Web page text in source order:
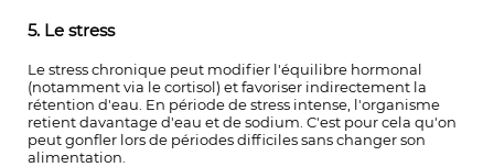
5. Le stress
Le stress chronique peut modifier l'équilibre hormonal
(notamment via le cortisol) et favoriser indirectement la
rétention d'eau. En période de stress intense, l'organisme
retient davantage d'eau et de sodium. C'est pour cela qu'on
peut gonfler lors de périodes difficiles sans changer son
alimentation.